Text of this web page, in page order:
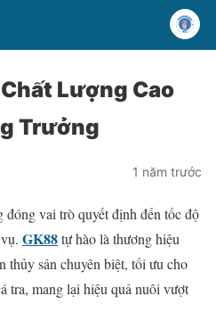
Lượng Cao
Trưởng
1 năm trước
đóng vai trò quyết định đến tốc độ
GK88tự hào là thương hiệu
thủy sản chuyên biệt, tối ưu cho
tra, mang lại hiệu quả nuôi vượt